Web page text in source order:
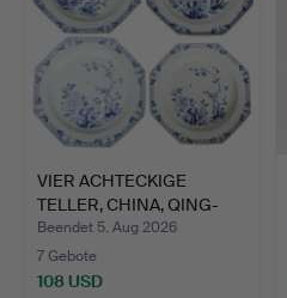
VIER ACHTECKIGE
TELLER, CHINA, QING-
DYNAST…
Beendet 5. Aug 2026
7 Gebote
108 USD